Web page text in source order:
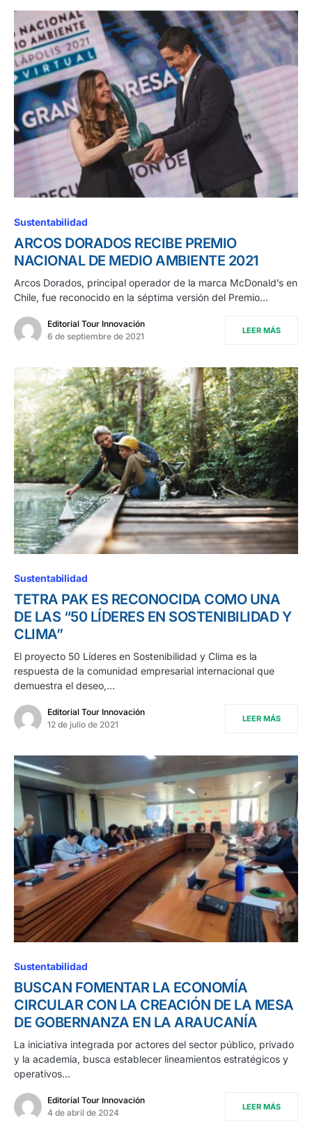
Sustentabilidad
ARCOS DORADOS RECIBE PREMIO
NACIONAL DE MEDIO AMBIENTE 2021
Arcos Dorados, principal operador de la marca McDonald’s en
Chile, fue reconocido en la séptima versión del Premio…
Editorial Tour Innovación
6 de septiembre de 2021
LEER MÁS
Sustentabilidad
TETRA PAK ES RECONOCIDA COMO UNA
DE LAS “50 LÍDERES EN SOSTENIBILIDAD Y
CLIMA”
El proyecto 50 Líderes en Sostenibilidad y Clima es la
respuesta de la comunidad empresarial internacional que
demuestra el deseo,…
Editorial Tour Innovación
12 de julio de 2021
LEER MÁS
Sustentabilidad
BUSCAN FOMENTAR LA ECONOMÍA
CIRCULAR CON LA CREACIÓN DE LA MESA
DE GOBERNANZA EN LA ARAUCANÍA
La iniciativa integrada por actores del sector público, privado
y la academia, busca establecer lineamientos estratégicos y
operativos…
Editorial Tour Innovación
4 de abril de 2024
LEER MÁS